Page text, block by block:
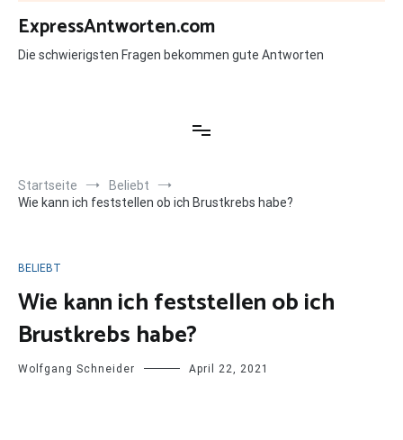
Zum
Inhalt
springen
ExpressAntworten.com
Die schwierigsten Fragen bekommen gute Antworten
Startseite
Beliebt
Wie kann ich feststellen ob ich Brustkrebs habe?
BELIEBT
Wie kann ich feststellen ob ich
Brustkrebs habe?
Wolfgang Schneider April 22, 2021